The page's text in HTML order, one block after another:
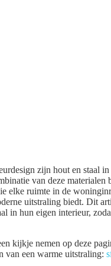
zijn hout en staal
van deze
elke ruimte in de
uitstraling biedt. Dit
in hun eigen interieur,
kijkje nemen op deze
van een warme uitstraling: